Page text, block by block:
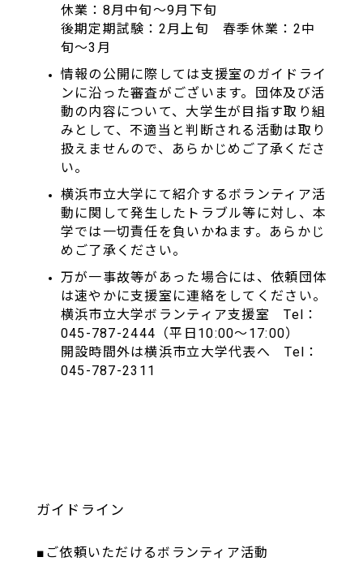
休業：8月中旬～9月下旬
後期定期試験：2月上旬 春季休業：2中
旬～3月
情報の公開に際しては支援室のガイドライ
ンに沿った審査がございます。団体及び活
動の内容について、大学生が目指す取り組
みとして、不適当と判断される活動は取り
扱えませんので、あらかじめご了承くださ
い。
横浜市立大学にて紹介するボランティア活
動に関して発生したトラブル等に対し、本
学では一切責任を負いかねます。あらかじ
めご了承ください。
万が一事故等があった場合には、依頼団体
は速やかに支援室に連絡をしてください。
横浜市立大学ボランティア支援室 Tel：
045-787-2444（平日10:00～17:00）
開設時間外は横浜市立大学代表へ Tel：
045-787-2311
ガイドライン
■ご依頼いただけるボランティア活動